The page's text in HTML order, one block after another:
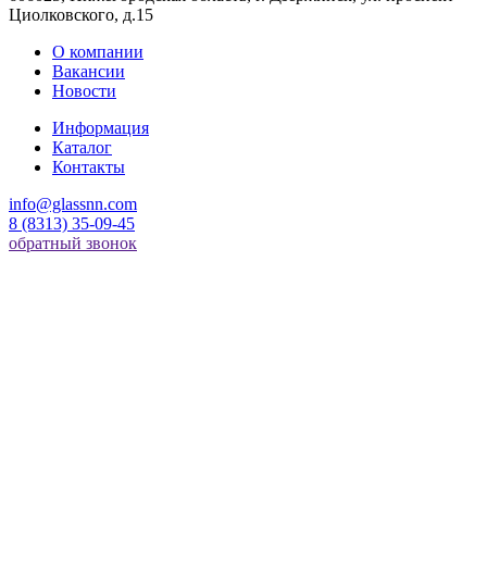
Циолковского, д.15
О компании
Вакансии
Новости
Информация
Каталог
Контакты
info@glassnn.com
8 (8313) 35-09-45
обратный звонок